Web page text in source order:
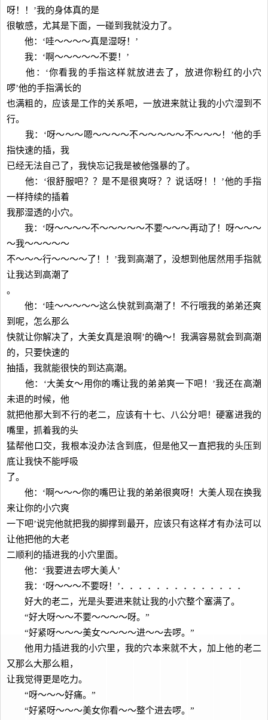
呀！！’我的身体真的是
很敏感，尤其是下面，一碰到我就没力了。
他：‘哇～～～～真是湿呀！’
我：‘啊～～～～～不要！’
他：‘你看我的手指这样就放进去了，放进你粉红的小穴
啰’他的手指满长的
也满粗的，应该是工作的关系吧，一放进来就让我的小穴湿到不
行。
我：‘呀～～～嗯～～～～不～～～～～不～～～！’他的手
指快速的插，我
已经无法自己了，我快忘记我是被他强暴的了。
他：‘很舒服吧？？是不是很爽呀？？说话呀！！’他的手指
一样持续的插着
我那湿透的小穴。
我：‘呀～～～～不～～～～～不要～～～再动了！呀～～～
～我～～～～～
不～～～行～～～～了！！’我到高潮了，没想到他居然用手指就
让我达到高潮了
。
他：‘哇～～～～～这么快就到高潮了！不行哦我的弟弟还爽
到呢，怎么那么
快就让你解决了，大美女真是浪啊’的确～！我满容易就会到高潮
的，只要快速的
抽插，我就能很快的到达高潮。
他：‘大美女～用你的嘴让我的弟弟爽一下吧！’我还在高潮
未退的时候，他
就把他那大到不行的老二，应该有十七、八公分吧！硬塞进我的
嘴里，抓着我的头
猛帮他口交，我根本没办法含到底，但是他又一直把我的头压到
底让我快不能呼吸
了。
他：‘啊～～～你的嘴巴让我的弟弟很爽呀！大美人现在换我
来让你的小穴爽
一下吧’说完他就把我的脚撑到最开，应该只有这样才有办法可以
让他把他的大老
二顺利的插进我的小穴里面。
他：‘我要进去啰大美人’
我：‘呀～～～不要呀！’．．．．．．．．．．．．．．
好大的老二，光是头要进来就让我的小穴整个塞满了。
“好大呀～～不要～～～～呀。”
“好紧呀～～～美女～～～～进～～去啰。”
他用力插进我的小穴里，我的穴本来就不大，加上他的老二
又那么大那么粗，
让我觉得更是吃力。
“呀～～～好痛。”
“好紧呀～～～美女你看～～整个进去啰。”